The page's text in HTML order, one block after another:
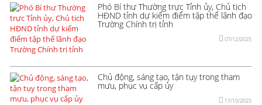
Phó Bí thư Thường trực Tỉnh ủy, Chủ tịch
HĐND tỉnh dự kiểm điểm tập thể lãnh đạo
Trường Chính trị tỉnh
07/12/2025
Chủ động, sáng tạo, tận tụy trong tham
mưu, phục vụ cấp ủy
17/10/2025